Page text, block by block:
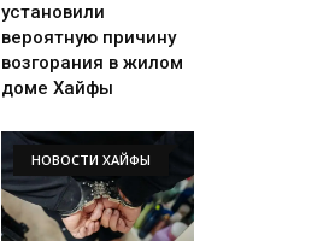
установили
вероятную причину
возгорания в жилом
доме Хайфы
НОВОСТИ ХАЙФЫ